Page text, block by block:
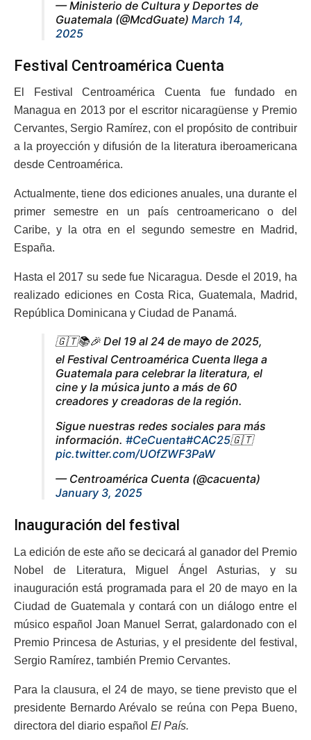
— Ministerio de Cultura y Deportes de
Guatemala (@McdGuate) March 14,
2025
Festival Centroamérica Cuenta
El Festival Centroamérica Cuenta fue fundado en
Managua en 2013 por el escritor nicaragüense y Premio
Cervantes, Sergio Ramírez, con el propósito de contribuir
a la proyección y difusión de la literatura iberoamericana
desde Centroamérica.
Actualmente, tiene dos ediciones anuales, una durante el
primer semestre en un país centroamericano o del
Caribe, y la otra en el segundo semestre en Madrid,
España.
Hasta el 2017 su sede fue Nicaragua. Desde el 2019, ha
realizado ediciones en Costa Rica, Guatemala, Madrid,
República Dominicana y Ciudad de Panamá.
🇬🇹📚🎉 Del 19 al 24 de mayo de 2025,
el Festival Centroamérica Cuenta llega a
Guatemala para celebrar la literatura, el
cine y la música junto a más de 60
creadores y creadoras de la región.
Sigue nuestras redes sociales para más
información. #CeCuenta#CAC25🇬🇹
pic.twitter.com/UOfZWF3PaW
— Centroamérica Cuenta (@cacuenta)
January 3, 2025
Inauguración del festival
La edición de este año se decicará al ganador del Premio
Nobel de Literatura, Miguel Ángel Asturias, y su
inauguración está programada para el 20 de mayo en la
Ciudad de Guatemala y contará con un diálogo entre el
músico español Joan Manuel Serrat, galardonado con el
Premio Princesa de Asturias, y el presidente del festival,
Sergio Ramírez, también Premio Cervantes.
Para la clausura, el 24 de mayo, se tiene previsto que el
presidente Bernardo Arévalo se reúna con Pepa Bueno,
directora del diario español El País.